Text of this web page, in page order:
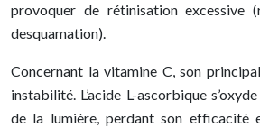
provoquer de rétinisation excessive
desquamation).
Concernant la vitamine C, son
instabilité. L’acide L-ascorbique
de la lumière, perdant son efficacité